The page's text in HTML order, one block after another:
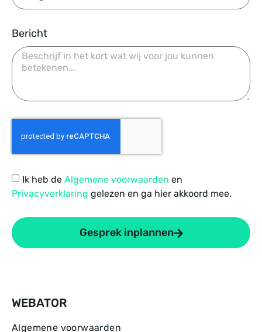
Bericht
Ik heb de Algemene voorwaarden en
Privacyverklaring gelezen en ga hier akkoord mee.
Gesprek inplannen
WEBATOR
Algemene voorwaarden